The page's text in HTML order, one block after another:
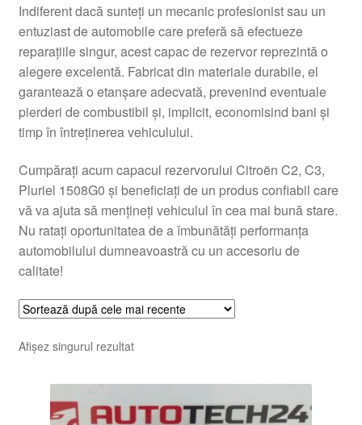
Plățile
Politică de confidențialitate
Procedura de reclamație
Termeni si conditii
Indiferent dacă sunteți un mecanic profesionist sau un
entuziast de automobile care preferă să efectueze
reparațiile singur, acest capac de rezervor reprezintă o
alegere excelentă. Fabricat din materiale durabile, el
garantează o etanșare adecvată, prevenind eventuale
pierderi de combustibil și, implicit, economisind bani și
timp în întreținerea vehiculului.
Cumpărați acum capacul rezervorului Citroën C2, C3,
Pluriel 1508G0 și beneficiați de un produs confiabil care
vă va ajuta să mențineți vehiculul în cea mai bună stare.
Nu ratați oportunitatea de a îmbunătăți performanța
automobilului dumneavoastră cu un accesoriu de
calitate!
Afișez singurul rezultat